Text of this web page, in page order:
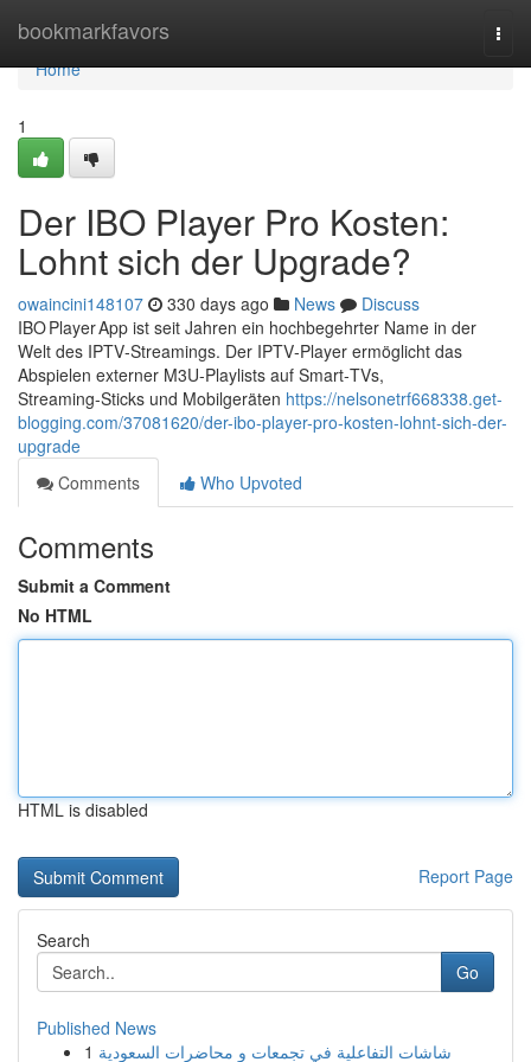
bookmarkfavors
Home
Home
1
Der IBO Player Pro Kosten:
Lohnt sich der Upgrade?
owaincini148107 330 days ago News
Discuss
IBO Player App ist seit Jahren ein hochbegehrter Name in der
Welt des IPTV‑Streamings. Der IPTV‑Player ermöglicht das
Abspielen externer M3U‑Playlists auf Smart‑TVs,
Streaming‑Sticks und Mobilgeräten https://nelsonetrf668338.get-
blogging.com/37081620/der-ibo-player-pro-kosten-lohnt-sich-der-
upgrade
Comments
Who Upvoted
Comments
Submit a Comment
No HTML
HTML is disabled
Report Page
Search
Go
Published News
1 شاشات التفاعلية في تجمعات و محاضرات السعودية